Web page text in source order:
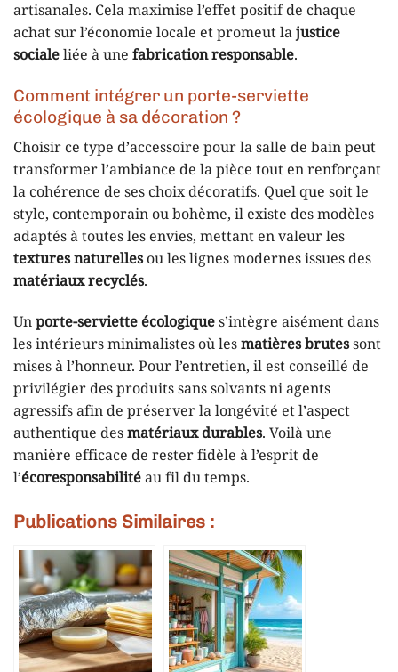
artisanales. Cela maximise l’effet positif de chaque
achat sur l’économie locale et promeut lajustice
socialeliée à une fabrication responsable.
Comment intégrer un porte-serviette
écologique à sa décoration ?
Choisir ce type d’accessoire pour la salle de bain peut
transformer l’ambiance de la pièce tout en renforçant
la cohérence de ses choix décoratifs. Quel que soit le
style, contemporain ou bohème, il existe des modèles
adaptés à toutes les envies, mettant en valeur les
textures naturellesou les lignes modernes issues des
matériaux recyclés.
Unporte-serviette écologiques’intègre aisément dans
les intérieurs minimalistes où lesmatières brutessont
mises à l’honneur. Pour l’entretien, il est conseillé de
privilégier des produits sans solvants ni agents
agressifs afin de préserver la longévité et l’aspect
authentique desmatériaux durables. Voilà une
manière efficace de rester fidèle à l’esprit de
l’écoresponsabilitéau fil du temps.
Publications Similaires :